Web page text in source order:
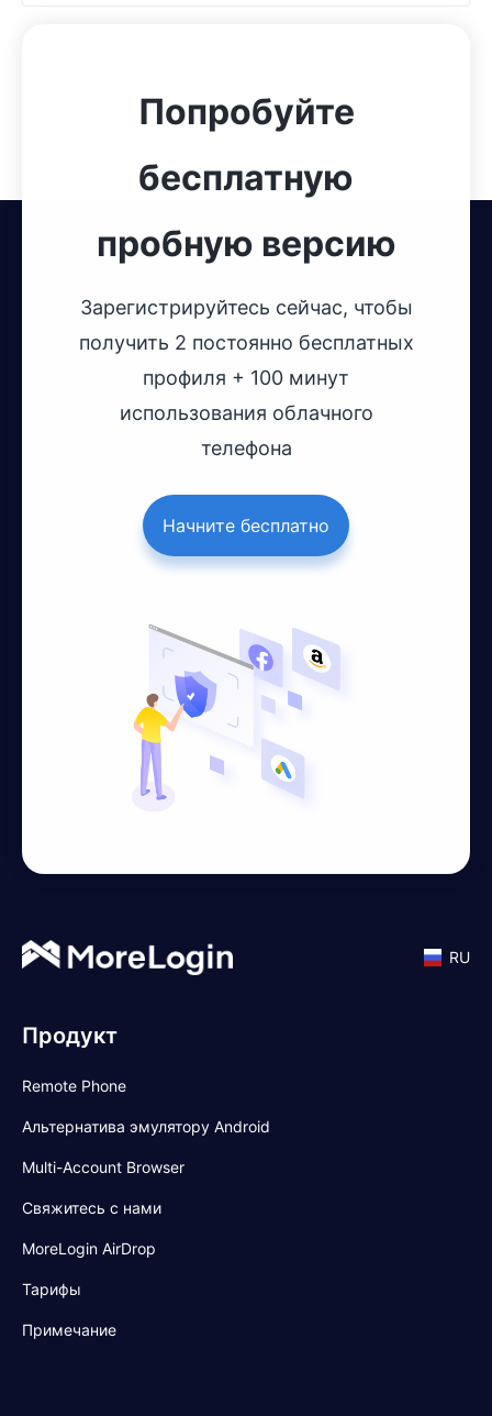
Попробуйте
бесплатную
пробную версию
Зарегистрируйтесь сейчас, чтобы
получить 2 постоянно бесплатных
профиля + 100 минут
использования облачного
телефона
Начните бесплатно
RU
Продукт
Remote Phone
Альтернатива эмулятору Android
Multi-Account Browser
Свяжитесь с нами
MoreLogin AirDrop
Тарифы
Примечание